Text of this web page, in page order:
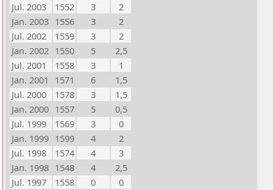
Jul. 2003
1552 3
2
Jan. 2003 1556 3
2
Jul. 2002
1559 3
2
Jan. 2002 1550 5
2,5
Jul. 2001
1558 3
1
Jan. 2001
1571 6
1,5
Jul. 2000
1578 3
1,5
Jan. 2000 1557 5
0,5
Jul. 1999
1569 3
0
Jan. 1999 1599 4
2
Jul. 1998
1574 4
3
Jan. 1998 1548 4
2,5
Jul. 1997
1558 0
0